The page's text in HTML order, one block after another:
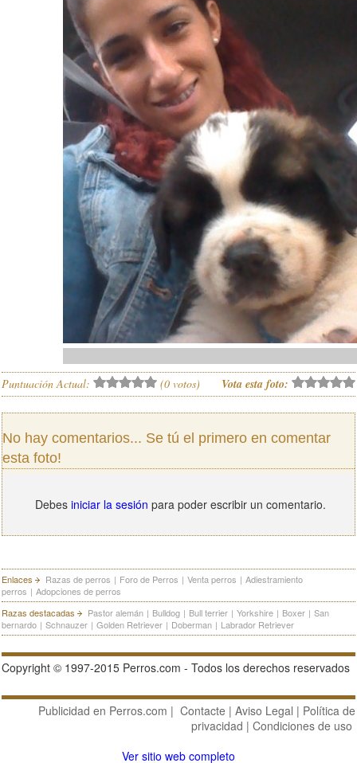
Puntuación Actual: (0 votos) Vota esta foto:
No hay comentarios... Se tú el primero en comentar
esta foto!
Debes iniciar la sesión para poder escribir un comentario.
Enlaces Razas de perros | Foro de Perros | Venta perros | Adiestramiento
perros | Adopciones de perros
Razas destacadas
Pastor alemán | Bulldog | Bull terrier | Yorkshire | Boxer | San
bernardo | Schnauzer | Golden Retriever | Doberman | Labrador Retriever
Copyright © 1997-2015 Perros.com - Todos los derechos reservados
Publicidad en Perros.com | Contacte | Aviso Legal | Política de
privacidad | Condiciones de uso
Ver sitio web completo